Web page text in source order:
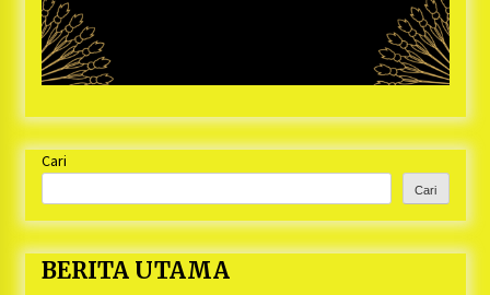
Cari
Cari
BERITA UTAMA